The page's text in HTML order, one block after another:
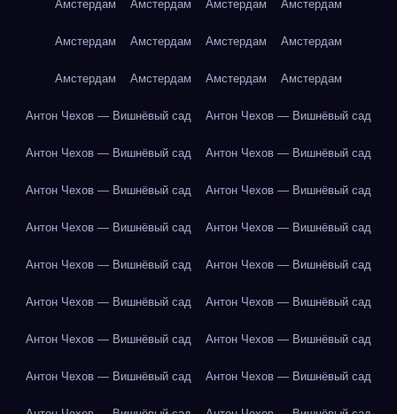
Амстердам Амстердам Амстердам Амстердам
Амстердам Амстердам Амстердам Амстердам
Амстердам Амстердам Амстердам Амстердам
Антон Чехов — Вишнёвый сад Антон Чехов — Вишнёвый сад
Антон Чехов — Вишнёвый сад Антон Чехов — Вишнёвый сад
Антон Чехов — Вишнёвый сад Антон Чехов — Вишнёвый сад
Антон Чехов — Вишнёвый сад Антон Чехов — Вишнёвый сад
Антон Чехов — Вишнёвый сад Антон Чехов — Вишнёвый сад
Антон Чехов — Вишнёвый сад Антон Чехов — Вишнёвый сад
Антон Чехов — Вишнёвый сад Антон Чехов — Вишнёвый сад
Антон Чехов — Вишнёвый сад Антон Чехов — Вишнёвый сад